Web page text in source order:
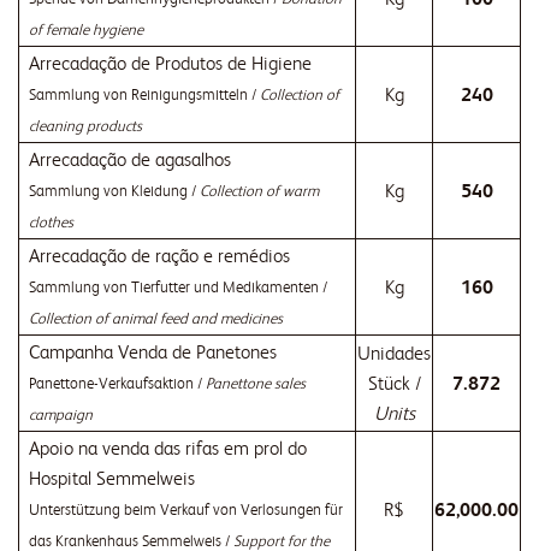
of female hygiene
Arrecadação de Produtos de Higiene
Sammlung von Reinigungsmitteln / Collection of
cleaning products
Kg 240
Arrecadação de agasalhos
Sammlung von Kleidung / Collection of warm
clothes
Kg 540
Arrecadação de ração e remédios
Sammlung von Tierfutter und Medikamenten /
Collection of animal feed and medicines
Kg 160
Campanha Venda de Panetones
Panettone-Verkaufsaktion / Panettone sales
campaign
Unidades
Stück /
Units
7.872
Apoio na venda das rifas em prol do
Hospital Semmelweis
Unterstützung beim Verkauf von Verlosungen für
das Krankenhaus Semmelweis / Support for the
R$ 62,000.00